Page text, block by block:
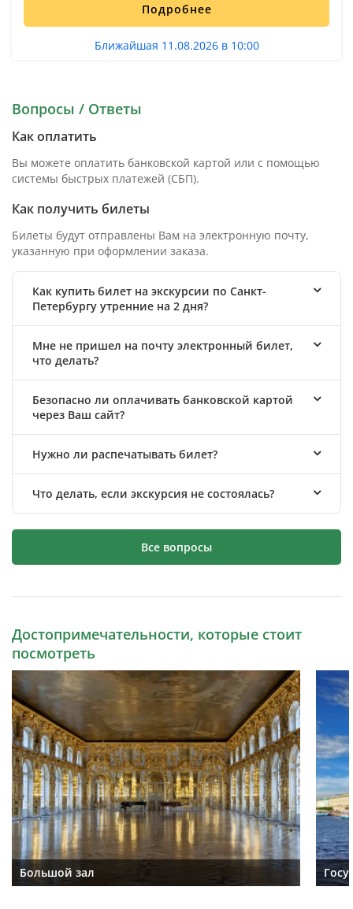
Подробнее
Ближайшая 11.08.2026 в 10:00
Вопросы / Ответы
Как оплатить
Вы можете оплатить банковской картой или с помощью
системы быстрых платежей (СБП).
Как получить билеты
Билеты будут отправлены Вам на электронную почту,
указанную при оформлении заказа.
Как купить билет на экскурсии по Санкт-
Петербургу утренние на 2 дня?
Мне не пришел на почту электронный билет,
что делать?
Безопасно ли оплачивать банковской картой
через Ваш сайт?
Нужно ли распечатывать билет?
Что делать, если экскурсия не состоялась?
Все вопросы
Достопримечательности, которые стоит
посмотреть
Большой зал